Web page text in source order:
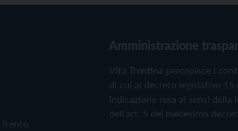
Amministrazione
Vita Trentina percepisce i
di cui al decreto legislativo 15
Indicazione resa ai sensi della
dell'art. 5 del medesimo